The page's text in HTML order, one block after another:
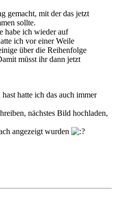
gemacht, mit der das jetzt
sollte.
habe ich wieder auf
ich vor einer Weile
über die Reihenfolge
müsst ihr dann jetzt
hatte ich das auch immer
nächstes Bild hochladen,
angezeigt wurden